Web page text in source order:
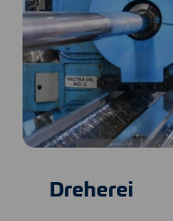
Dreherei